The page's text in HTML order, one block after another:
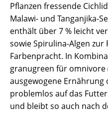
Pflanzen fressende
Malawi- und Tanganjika-
enthält über 7 % leicht
sowie Spirulina-Algen
Farbenpracht. In
granugreen für omnivore
ausgewogene
problemlos auf das
und bleibt so auch nach